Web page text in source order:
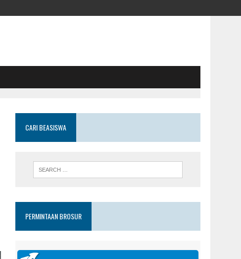
CARI BEASISWA
PERMINTAAN BROSUR